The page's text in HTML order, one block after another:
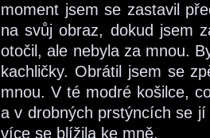
moment jsem se zastavil
na svůj obraz, dokud jsem
otočil, ale nebyla za mnou.
kachličky. Obrátil jsem se
mnou. V té modré košilce,
a v drobných prstýncích se
více se blížila ke mně.